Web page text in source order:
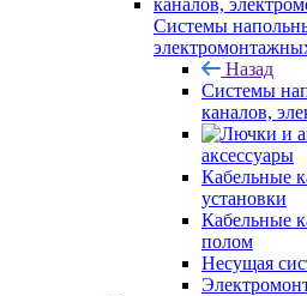
Системы
Назад
Системы
каналов,
аксессуары
Кабельные
установки
Кабельные
полом
Несущая